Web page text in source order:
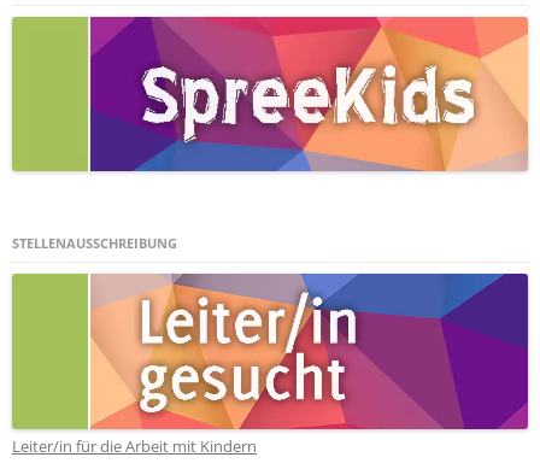
STELLENAUSSCHREIBUNG
Leiter/in für die Arbeit mit Kindern